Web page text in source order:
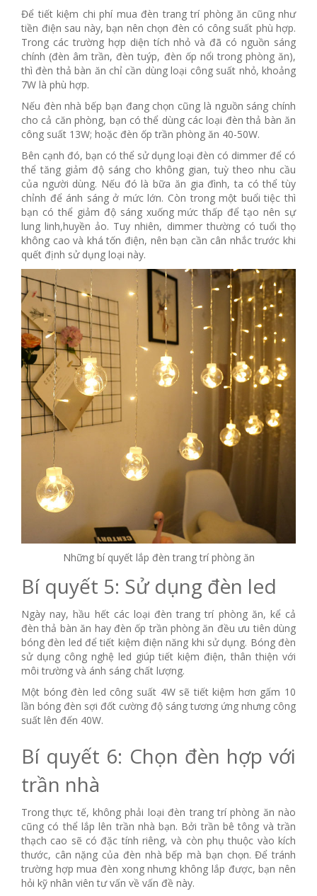
Để tiết kiệm chi phí mua đèn trang trí phòng ăn cũng như
tiền điện sau này, bạn nên chọn đèn có công suất phù hợp.
Trong các trường hợp diện tích nhỏ và đã có nguồn sáng
chính (đèn âm trần, đèn tuýp, đèn ốp nổi trong phòng ăn),
thì đèn thả bàn ăn chỉ cần dùng loại công suất nhỏ, khoảng
7W là phù hợp.
Nếu đèn nhà bếp bạn đang chọn cũng là nguồn sáng chính
cho cả căn phòng, bạn có thể dùng các loại đèn thả bàn ăn
công suất 13W; hoặc đèn ốp trần phòng ăn 40-50W.
Bên cạnh đó, bạn có thể sử dụng loại đèn có dimmer để có
thể tăng giảm độ sáng cho không gian, tuỳ theo nhu cầu
của người dùng. Nếu đó là bữa ăn gia đình, ta có thể tùy
chỉnh để ánh sáng ở mức lớn. Còn trong một buổi tiệc thì
bạn có thể giảm độ sáng xuống mức thấp để tạo nên sự
lung linh,huyền ảo. Tuy nhiên, dimmer thường có tuổi thọ
không cao và khá tốn điện, nên bạn cần cân nhắc trước khi
quết định sử dụng loại này.
Những bí quyết lắp đèn trang trí phòng ăn
Bí quyết 5: Sử dụng đèn led
Ngày nay, hầu hết các loại đèn trang trí phòng ăn, kể cả
đèn thả bàn ăn hay đèn ốp trần phòng ăn đều ưu tiên dùng
bóng đèn led để tiết kiệm điện năng khi sử dụng. Bóng đèn
sử dụng công nghệ led giúp tiết kiệm điện, thân thiện với
môi trường và ánh sáng chất lượng.
Một bóng đèn led công suất 4W sẽ tiết kiệm hơn gấm 10
lần bóng đèn sợi đốt cường độ sáng tương ứng nhưng công
suất lên đến 40W.
Bí quyết 6: Chọn đèn hợp với
trần nhà
Trong thực tế, không phải loại đèn trang trí phòng ăn nào
cũng có thể lắp lên trần nhà bạn. Bởi trần bê tông và trần
thạch cao sẽ có đặc tính riêng, và còn phụ thuộc vào kích
thước, cân nặng của đèn nhà bếp mà bạn chọn. Để tránh
trường hợp mua đèn xong nhưng không lắp được, bạn nên
hỏi kỹ nhân viên tư vấn về vấn đề này.